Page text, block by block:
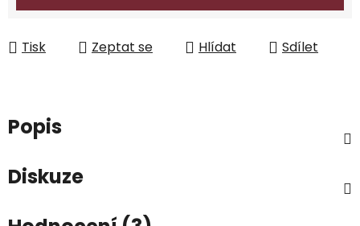
Tisk Zeptat se Hlídat Sdílet
Popis
Diskuze